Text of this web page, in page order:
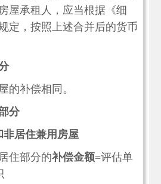
屋承租人，应当根据《细
定，按照上述合并后的货币
的补偿相同。
分
非居住兼用房屋
住部分的补偿金额=评估单